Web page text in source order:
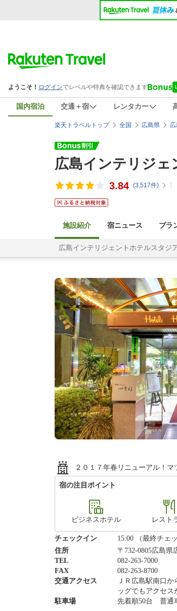
国内宿泊 交通＋宿 レンタカー
楽天トラベルトップ 全国 広島県
広島インテリジ
3.84 (3,517件)
施設紹介 宿ニュース プラ
広島インテリジェントホテルスタジ
２０１７年春リニューアル！
宿の注目ポイント
ビジネスホテル レスト
チェックイン 15:00 （最終チェ
住所
〒732-0805広島県
TEL
082-263-7000
FAX
082-263-8700
交通アクセス
ＪＲ広島駅南口
ッグでもアクセス
駐車場
先着順50台 普通